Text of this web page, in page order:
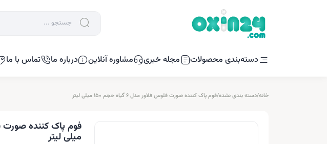
دسته‌بندی محصولات مجله خبری مشاوره آنلاین درباره ما تماس با ما
خانه/دسته بندی نشده/فوم پاک کننده صورت فلوس فلاور مدل 6 گیاه حجم 150 میلی لیتر
میلی لیتر